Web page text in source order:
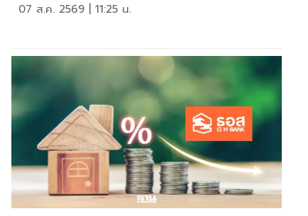
07 ส.ค. 2569 | 11:25 น.